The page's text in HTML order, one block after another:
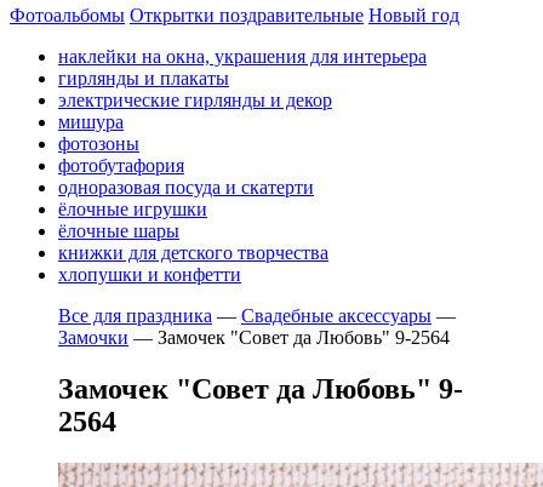
Фотоальбомы Открытки поздравительные Новый год
наклейки на окна, украшения для интерьера
гирлянды и плакаты
электрические гирлянды и декор
мишура
фотозоны
фотобутафория
одноразовая посуда и скатерти
ёлочные игрушки
ёлочные шары
книжки для детского творчества
хлопушки и конфетти
Все для праздника — Свадебные аксессуары —
Замочки — Замочек "Совет да Любовь" 9-2564
Замочек "Совет да Любовь" 9-
2564